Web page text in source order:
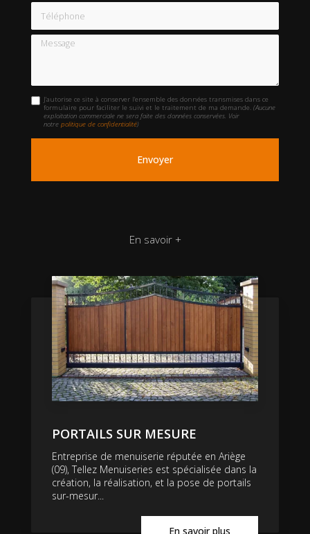
Téléphone
Message
J'autorise ce site à conserver l'ensemble des données transmises dans ce
formulaire pour faciliter le suivi et le traitement de ma demande.(Aucune
exploitation commerciale ne sera faite des données conservées. Voir
notrepolitique de confidentialité)
En savoir +
PORTAILS SUR MESURE
Entreprise de menuiserie réputée en Ariège
(09), Tellez Menuiseries est spécialisée dans la
création, la réalisation, et la pose de portails
sur-mesur...
En savoir plus